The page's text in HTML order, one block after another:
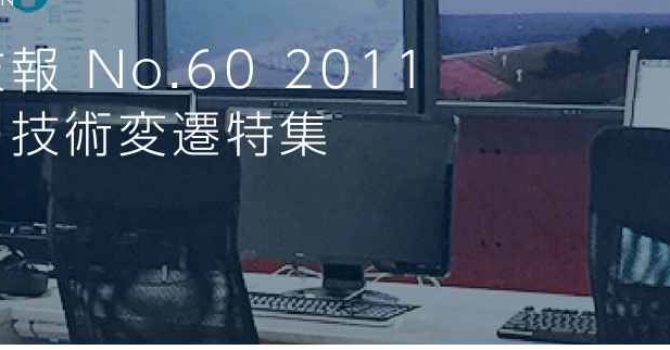
報 No.60 2011
術変遷特集